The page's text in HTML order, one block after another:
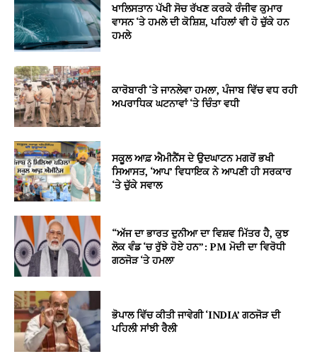
ਖਾਲਿਸਤਾਨ ਪੱਖੀ ਸੋਚ ਰੱਖਣ ਕਰਕੇ ਰੰਜੀਵ ਕੁਮਾਰ
ਵਾਸਨ ‘ਤੇ ਹਮਲੇ ਦੀ ਕੋਸ਼ਿਸ਼, ਪਹਿਲਾਂ ਵੀ ਹੋ ਚੁੱਕੇ ਹਨ
ਹਮਲੇ
ਕਾਰੋਬਾਰੀ ‘ਤੇ ਜਾਨਲੇਵਾ ਹਮਲਾ, ਪੰਜਾਬ ਵਿੱਚ ਵਧ ਰਹੀ
ਅਪਰਾਧਿਕ ਘਟਨਾਵਾਂ ‘ਤੇ ਚਿੰਤਾ ਵਧੀ
ਸਕੂਲ ਆਫ਼ ਐਮੀਨੈਂਸ ਦੇ ਉਦਘਾਟਨ ਮਗਰੋਂ ਭਖੀ
ਸਿਆਸਤ, ‘ਆਪ’ ਵਿਧਾਇਕ ਨੇ ਆਪਣੀ ਹੀ ਸਰਕਾਰ
‘ਤੇ ਚੁੱਕੇ ਸਵਾਲ
“ਅੱਜ ਦਾ ਭਾਰਤ ਦੁਨੀਆ ਦਾ ਵਿਸ਼ਵ ਮਿੱਤਰ ਹੈ, ਕੁਝ
ਲੋਕ ਵੰਡ ‘ਚ ਰੁੱਝੇ ਹੋਏ ਹਨ”: PM ਮੋਦੀ ਦਾ ਵਿਰੋਧੀ
ਗਠਜੋੜ ‘ਤੇ ਹਮਲਾ
ਭੋਪਾਲ ਵਿੱਚ ਕੀਤੀ ਜਾਵੇਗੀ ‘INDIA’ ਗਠਜੋੜ ਦੀ
ਪਹਿਲੀ ਸਾਂਝੀ ਰੈਲੀ